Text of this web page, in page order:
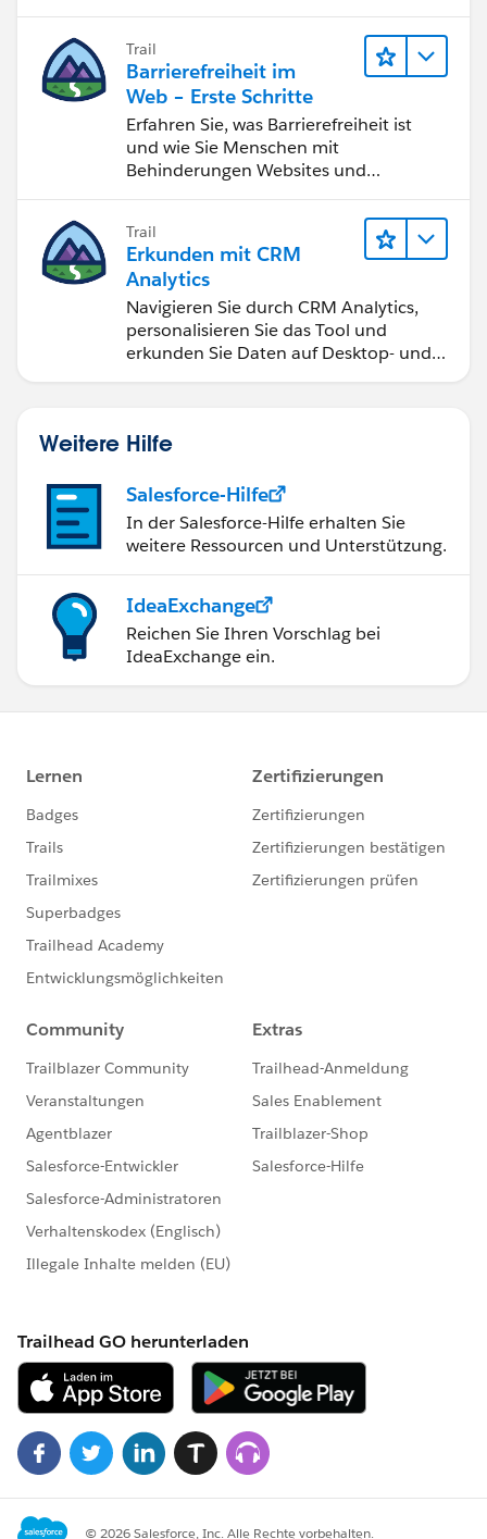
bessere Geschäftsergebnisse zu
erzielen.
Trail
Barrierefreiheit im
Web – Erste Schritte
Erfahren Sie, was Barrierefreiheit ist
und wie Sie Menschen mit
Behinderungen Websites und
Trail
Erkunden mit CRM
Analytics
Navigieren Sie durch CRM Analytics,
personalisieren Sie das Tool und
erkunden Sie Daten auf Desktop- und
Weitere Hilfe
Salesforce-Hilfe
In der Salesforce-Hilfe erhalten Sie
weitere Ressourcen und Unterstützung.
IdeaExchange
Reichen Sie Ihren Vorschlag bei
IdeaExchange ein.